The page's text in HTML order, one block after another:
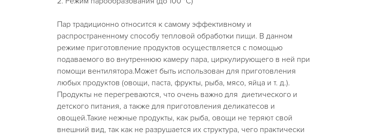
Пар традиционно относится к самому эффективному и
распространенному способу тепловой обработки пищи. В данном
режиме приготовление продуктов осуществляется с помощью
подаваемого во внутреннюю камеру пара, циркулирующего в ней при
помощи вентилятора.Может быть использован для приготовления
любых продуктов (овощи, паста, фрукты, рыба, мясо, яйца и т. д.).
Продукты не перегреваются, что очень важно для диетического и
детского питания, а также для приготовления деликатесов и
овощей.Такие нежные продукты, как рыба, овощи не теряют свой
внешний вид, так как не разрушается их структура, чего практически